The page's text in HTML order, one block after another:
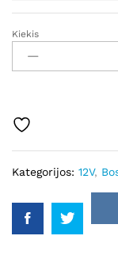
GREIB6179
ID24
kiekis
Kiekis
Kategorijos: 12V,